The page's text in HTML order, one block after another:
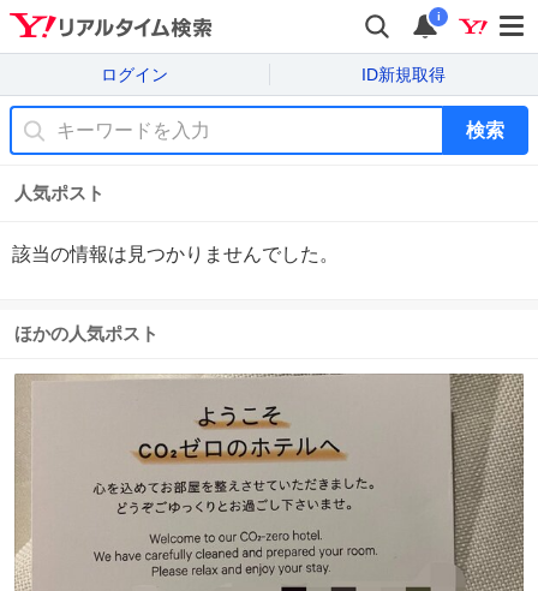
i
ログイン ID新規取得
検索
人気ポスト
該当の情報は見つかりませんでした。
ほかの人気ポスト